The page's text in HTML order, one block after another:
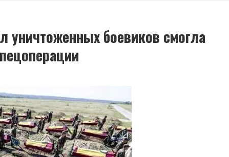
уничтоженных боевиков смогла